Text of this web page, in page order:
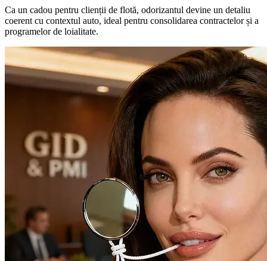
Ca un cadou pentru clienții de flotă, odorizantul devine un detaliu
coerent cu contextul auto, ideal pentru consolidarea contractelor și a
programelor de loialitate.